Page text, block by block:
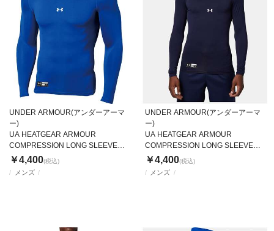
メンズ
UNDER ARMOUR(アンダーアーマ
ー)
UA HEATGEAR ARMOUR
COMPRESSION LONG SLEEVE
CREW NECK SHIRT
￥4,400(税込)
メンズ
UNDER ARMOUR(アンダーアーマ
ー)
UA HEATGEAR ARMOUR
COMPRESSION LONG SLEEVE
CREW NECK SHIRT
￥4,400(税込)